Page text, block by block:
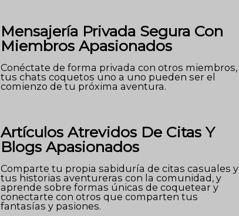
Mensajería Privada Segura Con
Miembros Apasionados
Conéctate de forma privada con otros miembros,
tus chats coquetos uno a uno pueden ser el
comienzo de tu próxima aventura.
Artículos Atrevidos De Citas Y
Blogs Apasionados
Comparte tu propia sabiduría de citas casuales y
tus historias aventureras con la comunidad, y
aprende sobre formas únicas de coquetear y
conectarte con otros que comparten tus
fantasías y pasiones.